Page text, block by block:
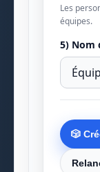
Les
équipes.
5) Nom
🎲